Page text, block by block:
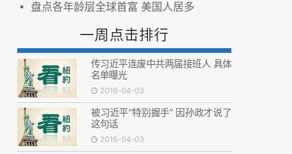
盘点各年龄层全球首富 美国人居多
一周点击排行
传习近平连废中共两届接班人 具体
名单曝光
2016-04-03
被习近平“特别握手” 因孙政才说了
这句话
2016-04-03